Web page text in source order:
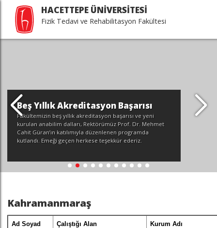
HACETTEPE ÜNİVERSİTESİ
Fizik Tedavi ve Rehabilitasyon Fakültesi
Beş Yıllık Akreditasyon Başarısı
Fakültemizin beş yıllık akreditasyon başarısı ve yeni
kurulan anabilim dalları, Rektörümüz Prof. Dr. Mehmet
Cahit Güran’ın katılımıyla düzenlenen programda
kutlandı. Emeği geçen herkese teşekkür ederiz.
Kahramanmaraş
Ad Soyad Çalıştığı Alan Kurum Adı